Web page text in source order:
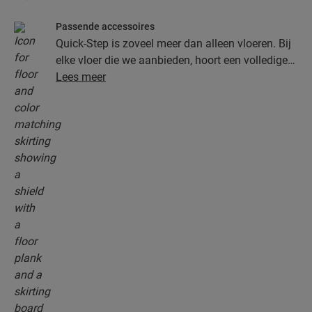
Passende accessoires
Quick-Step is zoveel meer dan alleen vloeren. Bij
elke vloer die we aanbieden, hoort een volledige
collectie accessoires, inclusief ondervloeren,
Lees meer